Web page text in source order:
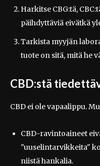
Harkitse CBG:tä,
päihdyttäviä eivätkä
Tarkista myyjän
tuote on sitä, mitä he
CBD:stä
CBD ei ole vapaalippu.
CBD-ravintoaineet
"uuselintarvikkeita"
niistä hankalia.